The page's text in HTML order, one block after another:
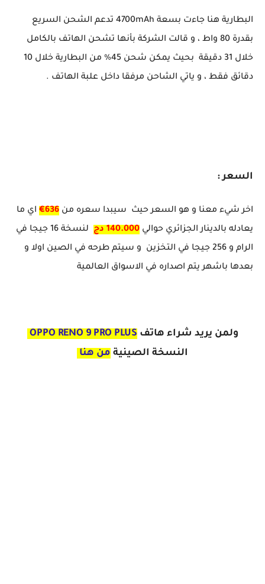
البطارية هنا جاءت بسعة 4700mAh تدعم الشحن السريع
بقدرة 80 واط ، و قالت الشركة بأنها تشحن الهاتف بالكامل
خلال 31 دقيقة بحيث يمكن شحن 45% من البطارية خلال 10
دقائق فقط ، و ياتي الشاحن مرفقا داخل علبة الهاتف .
السعر :
اخر شيء معنا و هو السعر حيث سيبدا سعره من 636€
اي ما
يعادله بالدينار الجزائري حوالي 140.000 دج
لنسخة 16 جيجا في
الرام و 256 جيجا في التخزين و سيتم طرحه في الصين اولا و
بعدها باشهر يتم اصداره في الاسواق العالمية
ولمن يريد شراء هاتف OPPO RENO 9 PRO PLUS
النسخة الصينية من هنا